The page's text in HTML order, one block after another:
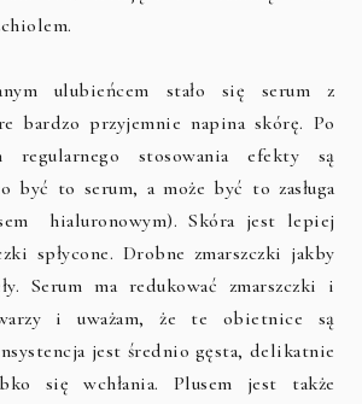
ulubieńcem stało się serum z
bardzo przyjemnie napina skórę. Po
regularnego stosowania efekty są
być to serum, a może być to zasługa
hialuronowym). Skóra jest lepiej
spłycone. Drobne zmarszczki jakby
Serum ma redukować zmarszczki i
i uważam, że te obietnice są
jest średnio gęsta, delikatnie
się wchłania. Plusem jest także